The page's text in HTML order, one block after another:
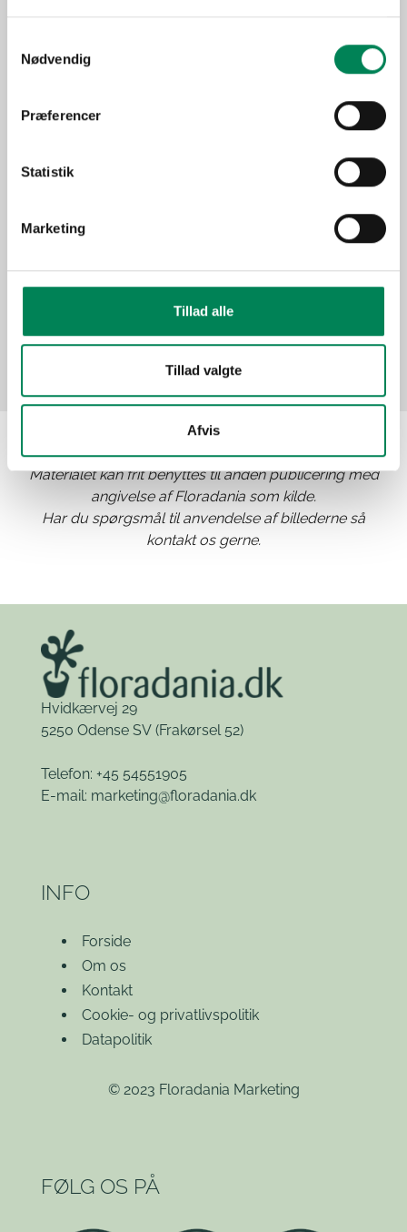
Nødvendig
Præferencer
Statistik
Marketing
Tillad alle
Tillad valgte
Afvis
Sæson
Materialet kan frit benyttes til anden publicering med
angivelse af Floradania som kilde.
Har du spørgsmål til anvendelse af billederne så
kontakt os gerne.
Hvidkærvej 29
5250 Odense SV (Frakørsel 52)
Telefon: +45 54551905
E-mail: marketing@floradania.dk
INFO
Forside
Om os
Kontakt
Cookie- og privatlivspolitik
Datapolitik
© 2023 Floradania Marketing
FØLG OS PÅ